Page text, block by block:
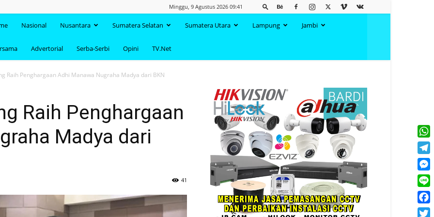
Minggu, 9 Agustus 2026 09:41
Nasional Nusantara Sumatera Selatan Sumatera Utara Lampung Jambi
Advertorial Serba-Serbi Opini TV.Net
Raih Penghargaan Adhi Manawa Nugraha Madya dari BKN
Raih Penghargaan
Madya dari
41
Line